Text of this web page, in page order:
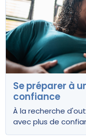
Se préparer à
confiance
À la recherche
avec plus de